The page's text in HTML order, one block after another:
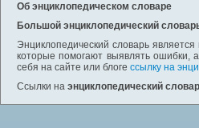
Об энциклопедическом словаре
Большой энциклопедический
Энциклопедический словарь
которые помогают выявлять ошибки,
себя на сайте или блоге ссылку на
Ссылки на энциклопедический